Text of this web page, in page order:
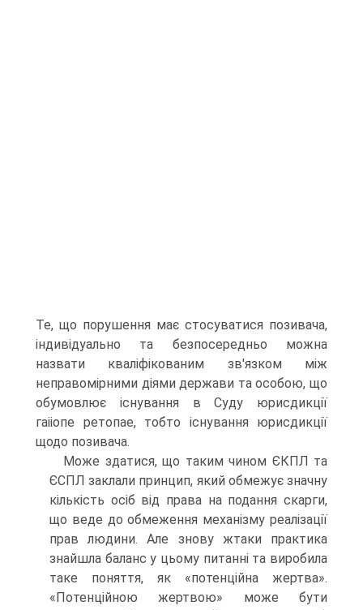
Те, що порушення має стосуватися по­зивача,
індивідуально та безпосередньо можна
назвати кваліфікованим зв'язком між
неправомірними діями держави та особою, що
обумовлює існування в Суду юрисдикції
гаііопе ретопае, тобто існування юрис­дикції
щодо позивача.
Може здатися, що таким чином ЄКПЛ та
ЄСПЛ заклали принцип, який обмежує значну
кількість осіб від права на подання скарги,
що веде до обмеження механізму реалізації
прав людини. Але знову жтаки практика
знайшла баланс у цьому питанні та виробила
таке поняття, як «потенційна жертва».
«Потенційною жертвою» може бути